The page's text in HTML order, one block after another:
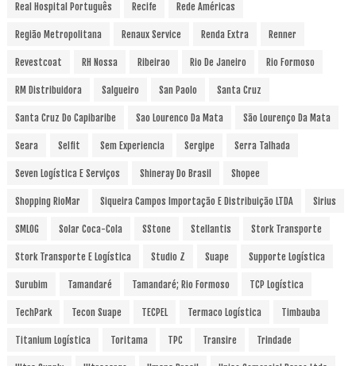
Real Hospital Português Recife Rede Américas
Região Metropolitana Renaux Service Renda Extra Renner
Revestcoat RH Nossa Ribeirao Rio De Janeiro Rio Formoso
RM Distribuidora Salgueiro San Paolo Santa Cruz
Santa Cruz Do Capibaribe Sao Lourenco Da Mata São Lourenço Da Mata
Seara Selfit Sem Experiencia Sergipe Serra Talhada
Seven Logística E Serviços Shineray Do Brasil Shopee
Shopping RioMar Siqueira Campos Importação E Distribuição LTDA Sirius
SMLOG Solar Coca-Cola SStone Stellantis Stork Transporte
Stork Transporte E Logística Studio Z Suape Supporte Logística
Surubim Tamandaré Tamandaré; Rio Formoso TCP Logística
TechPark Tecon Suape TECPEL Termaco Logística Timbauba
Titanium Logística Toritama TPC Transire Trindade